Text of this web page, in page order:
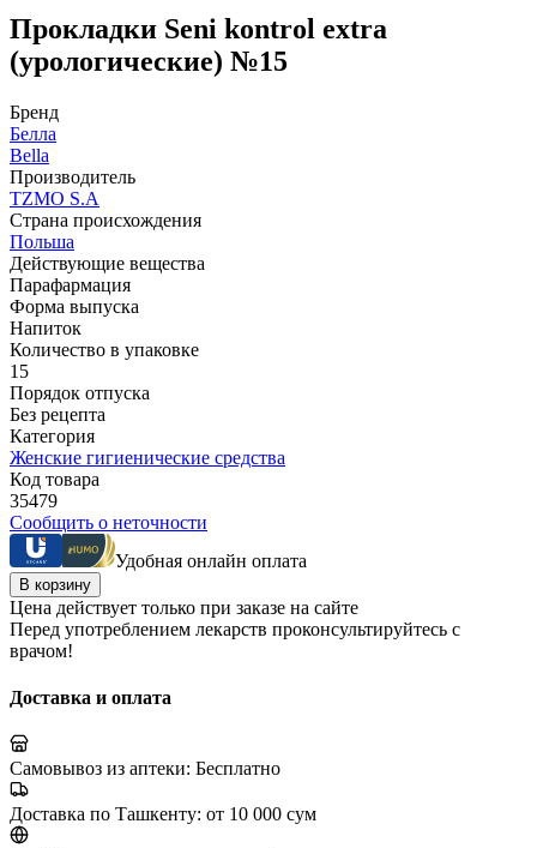
Прокладки Seni kontrol extra
(урологические) №15
Бренд
Белла
Bella
Производитель
TZMO S.A
Страна происхождения
Польша
Действующие вещества
Парафармация
Форма выпуска
Напиток
Количество в упаковке
15
Порядок отпуска
Без рецепта
Категория
Женские гигиенические средства
Код товара
35479
Сообщить о неточности
Удобная онлайн оплата
В корзину
Цена действует только при заказе на сайте
Перед употреблением лекарств проконсультируйтесь с
врачом!
Доставка и оплата
Самовывоз из аптеки: Бесплатно
Доставка по Ташкенту: от 10 000 сум